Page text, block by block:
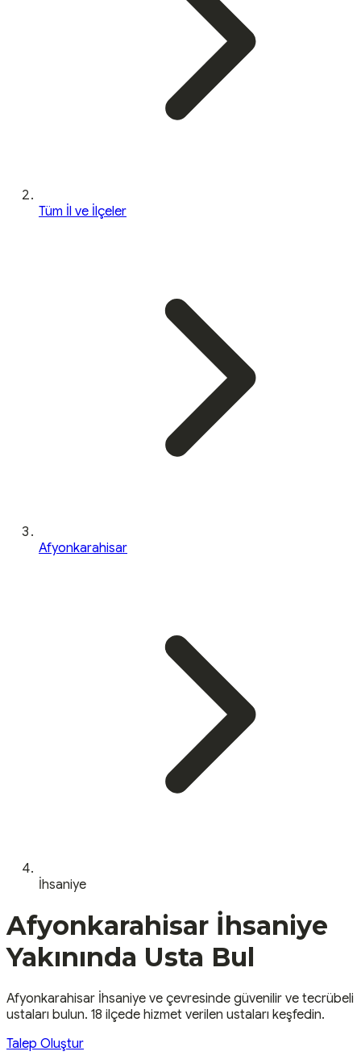
Tüm İl ve İlçeler
Afyonkarahisar
İhsaniye
Afyonkarahisar İhsaniye
Yakınında Usta Bul
Afyonkarahisar İhsaniye ve çevresinde güvenilir ve tecrübeli
ustaları bulun. 18 ilçede hizmet verilen ustaları keşfedin.
Talep Oluştur